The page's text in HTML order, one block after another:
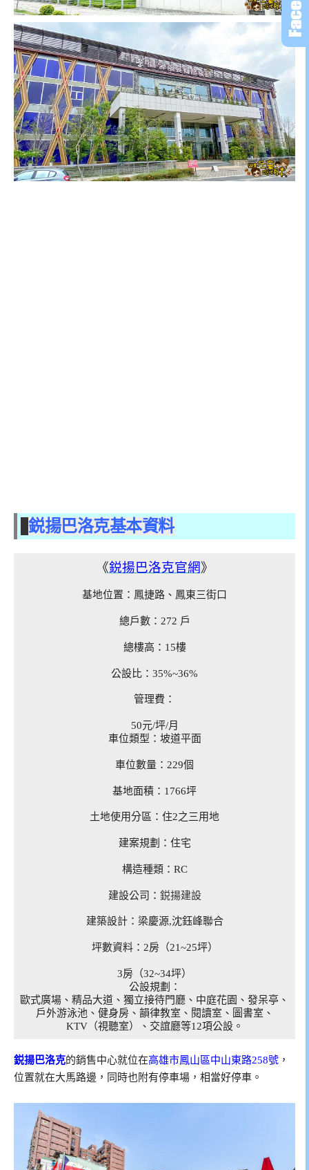
鋭揚巴洛克基本資料
《鋭揚巴洛克官網》
基地位置： 鳳捷路、鳳東三街口
總戶數： 272 戶
總樓高： 15樓
公設比：35%~36%
管理費：
50元/坪/月
車位類型： 坡道平面
車位數量： 229個
基地面積： 1766坪
土地使用分區： 住2之三用地
建案規劃： 住宅
構造種類： RC
建設公司： 鋭揚建設
建築設計： 梁慶源,沈鈺峰聯合
坪數資料： 2房（21~25坪）
3房（32~34坪）
公設規劃：
歐式廣場、精品大道、獨立接待門廳、中庭花園、發呆亭、
戶外游泳池、健身房、韻律教室、閱讀室、圖書室、
KTV（視聽室）、交誼廳等12項公設。
鋭揚巴洛克的銷售中心就位在高雄市鳳山區中山東路258號 ，
位置就在大馬路邊，同時也附有停車場，相當好停車。